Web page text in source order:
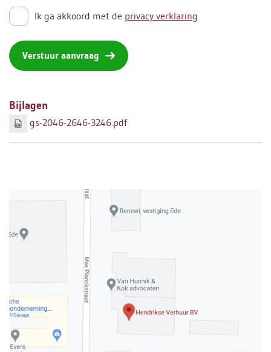
Ik ga akkoord met de privacy verklaring
Verstuur aanvraag
Bijlagen
gs-2046-2646-3246.pdf